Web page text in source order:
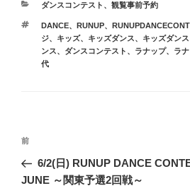
カ
ゴ
リ
ー
ダンスコンテスト 、 観覧事前予約
タ
グ
DANCE、 RUNUP、
ジ、 キッズ、 キッズダンス、 キッズダン
ンス、 ダンスコンテスト 、 ラナップ、 ラ
代
投
ナ
前
の
投
前
6/2(日) RUNUP DANCE
JUNE ～関東予選2回戦～